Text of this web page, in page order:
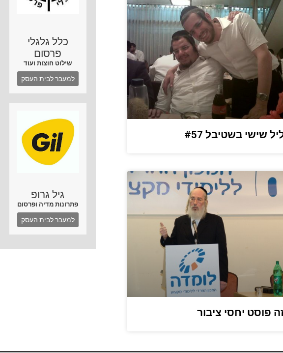
שישי בשטיבל #57
פוסט יחסי ציבור
כלל גלגלי
פרסום
שילוט חוצות ועוד
למעבר לבית העסק
גיל גרופ
פתרונות מדיה ופרסום
למעבר לבית העסק